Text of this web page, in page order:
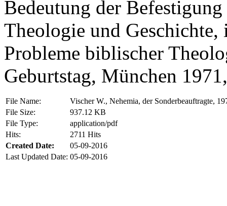
Bedeutung der
Theologie und
Probleme biblischer
Geburtstag, München
File Name:
Vischer W., Nehemia, der Sonderbeauftragte,
File Size:
937.12 KB
File Type:
application/pdf
Hits:
2711 Hits
Created Date:
05-09-2016
Last Updated Date: 05-09-2016